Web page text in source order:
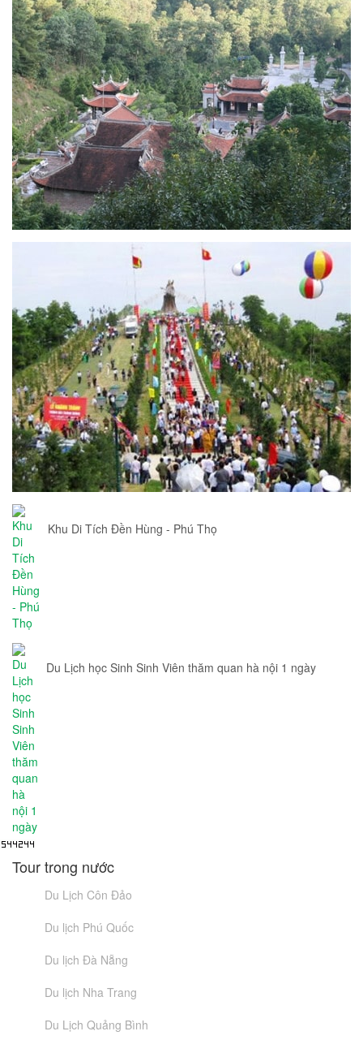
Khu Di Tích Đền Hùng - Phú Thọ
Du Lịch học Sinh Sinh Viên thăm quan hà nội 1 ngày
Tour trong nước
Du Lịch Côn Đảo
Du lịch Phú Quốc
Du lịch Đà Nẵng
Du lịch Nha Trang
Du Lịch Quảng Bình